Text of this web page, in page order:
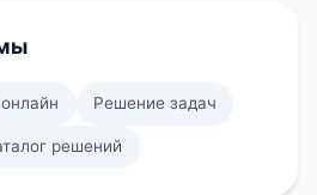
Решение задач
решений